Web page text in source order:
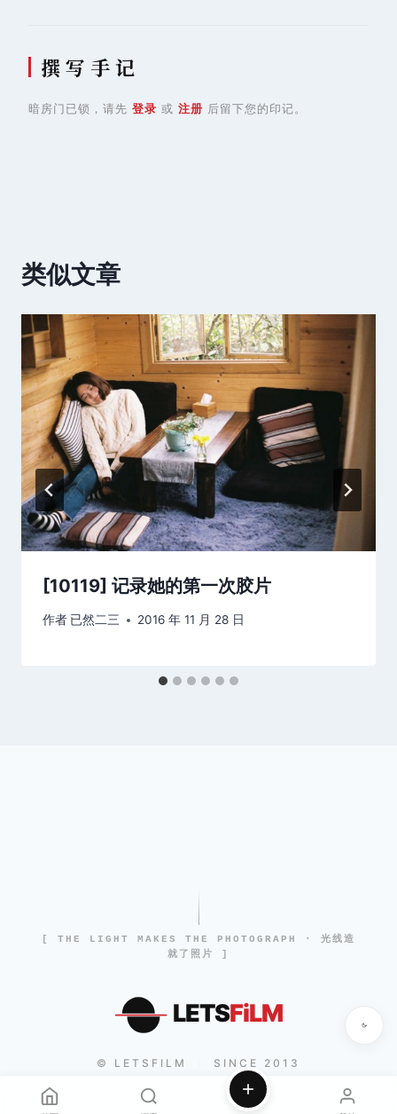
撰 写 手 记
暗房门已锁，请先 登录 或 注册 后留下您的印记。
类似文章
[10119] 记录她的第一次胶片
作者 已然二三 2016 年 11 月 28 日
[ THE LIGHT MAKES THE PHOTOGRAPH · 光线造
就了照片 ]
LETSFiLM
© LETSFILM SINCE 2013